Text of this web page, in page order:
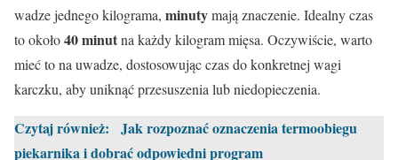
wadze jednego kilograma, minutymają znaczenie. Idealny czas
to około40 minutna każdy kilogram mięsa. Oczywiście, warto
mieć to na uwadze, dostosowując czas do konkretnej wagi
karczku, aby uniknąć przesuszenia lub niedopieczenia.
Czytaj również:
Jak rozpoznać oznaczenia termoobiegu
piekarnika i dobrać odpowiedni program